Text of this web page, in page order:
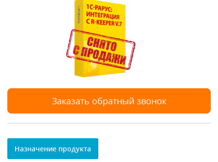
Заказать обратный звонок
Назначение продукта